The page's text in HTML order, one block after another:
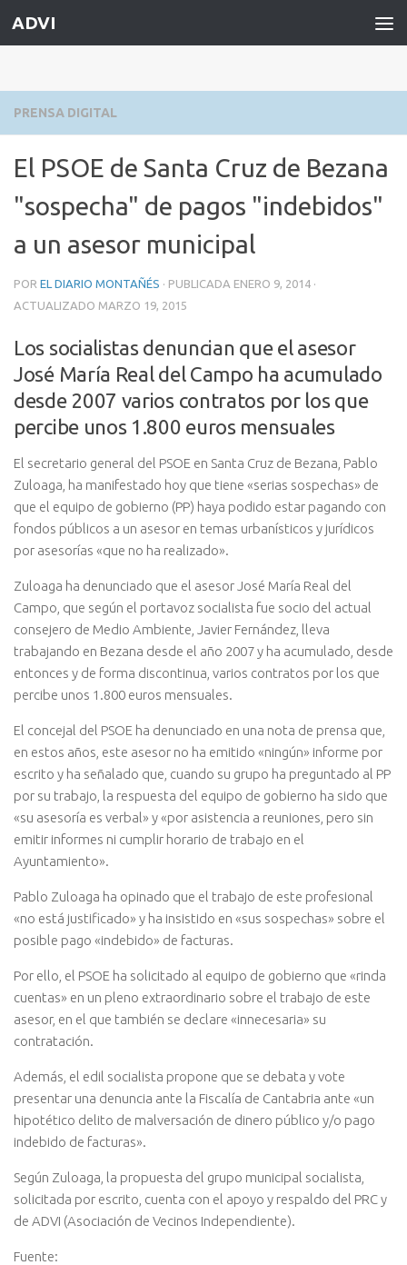
Saltar al contenido
ADVI
PRENSA DIGITAL
El PSOE de Santa Cruz de Bezana
"sospecha" de pagos "indebidos"
a un asesor municipal
POR EL DIARIO MONTAÑÉS · PUBLICADA ENERO 9, 2014 ·
ACTUALIZADO MARZO 19, 2015
Los socialistas denuncian que el asesor
José María Real del Campo ha acumulado
desde 2007 varios contratos por los que
percibe unos 1.800 euros mensuales
El secretario general del PSOE en Santa Cruz de Bezana, Pablo
Zuloaga, ha manifestado hoy que tiene «serias sospechas» de
que el equipo de gobierno (PP) haya podido estar pagando con
fondos públicos a un asesor en temas urbanísticos y jurídicos
por asesorías «que no ha realizado».
Zuloaga ha denunciado que el asesor José María Real del
Campo, que según el portavoz socialista fue socio del actual
consejero de Medio Ambiente, Javier Fernández, lleva
trabajando en Bezana desde el año 2007 y ha acumulado, desde
entonces y de forma discontinua, varios contratos por los que
percibe unos 1.800 euros mensuales.
El concejal del PSOE ha denunciado en una nota de prensa que,
en estos años, este asesor no ha emitido «ningún» informe por
escrito y ha señalado que, cuando su grupo ha preguntado al PP
por su trabajo, la respuesta del equipo de gobierno ha sido que
«su asesoría es verbal» y «por asistencia a reuniones, pero sin
emitir informes ni cumplir horario de trabajo en el
Ayuntamiento».
Pablo Zuloaga ha opinado que el trabajo de este profesional
«no está justificado» y ha insistido en «sus sospechas» sobre el
posible pago «indebido» de facturas.
Por ello, el PSOE ha solicitado al equipo de gobierno que «rinda
cuentas» en un pleno extraordinario sobre el trabajo de este
asesor, en el que también se declare «innecesaria» su
contratación.
Además, el edil socialista propone que se debata y vote
presentar una denuncia ante la Fiscalía de Cantabria ante «un
hipotético delito de malversación de dinero público y/o pago
indebido de facturas».
Según Zuloaga, la propuesta del grupo municipal socialista,
solicitada por escrito, cuenta con el apoyo y respaldo del PRC y
de ADVI (Asociación de Vecinos Independiente).
Fuente: